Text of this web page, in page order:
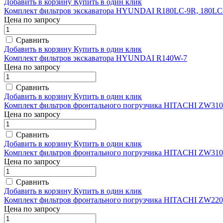
Комплект фильтров экскаватора HYUNDAI R180LC-9R,
Цена по запросу
Сравнить
Добавить в корзину Купить в один клик
Комплект фильтров экскаватора HYUNDAI R140W-7
Цена по запросу
Сравнить
Добавить в корзину Купить в один клик
Комплект фильтров фронтального погрузчика HITACHI
Цена по запросу
Сравнить
Добавить в корзину Купить в один клик
Комплект фильтров фронтального погрузчика HITACHI ZW310
Цена по запросу
Сравнить
Добавить в корзину Купить в один клик
Комплект фильтров фронтального погрузчика HITACHI
Цена по запросу